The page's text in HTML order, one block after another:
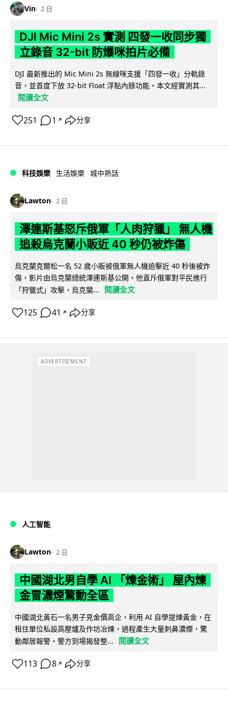
Vin 2 日
DJI Mic Mini 2s 實測 四發一收同步獨
立錄音 32-bit 防爆咪拍片必備
DJI 最新推出的 Mic Mini 2s 無線咪支援「四發一收」分軌錄
音，並首度下放 32-bit Float 浮點內錄功能。本文經實測其...
閱讀全文
251 1 ↗ 分享
科技娛樂 生活娛樂 城中熱話
Lawton 2 日
澤連斯基怒斥俄軍「人肉狩獵」 無人機
追殺烏克蘭小販近 40 秒仍被炸傷
烏克蘭克爾松一名 52 歲小販被俄軍無人機追擊近 40 秒後被炸
傷，影片由烏克蘭總統澤連斯基公開。他直斥俄軍對平民進行
「狩獵式」攻擊，烏克蘭...
閱讀全文
125 41 ↗ 分享
ADVERTISEMENT
人工智能
Lawton 2 日
中國湖北男自學 AI 「煉金術」 屋內煉
金冒濃煙驚動全區
中國湖北黃石一名男子見金價高企，利用 AI 自學提煉黃金，在
租住單位私設高壓爐及作坊冶煉，過程產生大量刺鼻濃煙，驚
動鄰居報警。警方到場揭發整...
閱讀全文
113 8 ↗ 分享